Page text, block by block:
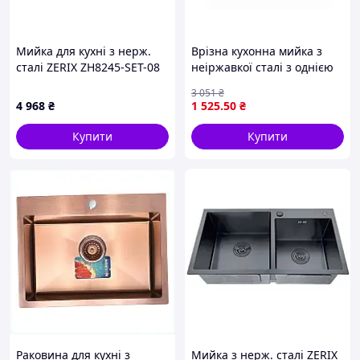
вашу кухню. Він виготовлений у
сучасному стриманому стилі та
зручний у використанні, що робить
його чудовим варіантом для
практичних господинь. 🚀
Зробіть вашу кухню
Мийка для кухні з нерж.
сталі ZERIX ZH8245-SET-08
(колір графіт) (ZM5594)
4 968 ₴
Купити
Врізна кухонна мийка з
неіржавкої сталі з однією
крилом для зручності у
використанні
1 525.50 ₴
3 051₴
Купити
Раковина для кухні з Мийка з нерж. сталі ZERIX